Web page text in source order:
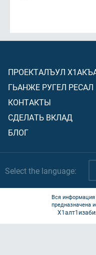
ПРОЕКТАЛЪУЛ
ГЬАНЖЕ РУГЕЛ РЕСАЛ
КОНТАКТЫ
СДЕЛАТЬ ВКЛАД
БЛОГ
Select the language:
Вся информация
предназначена